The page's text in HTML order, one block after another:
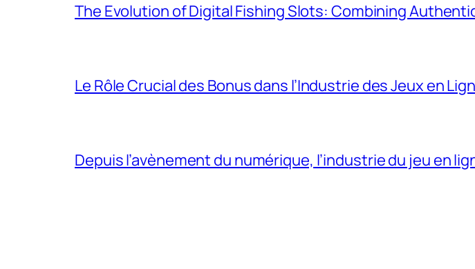
The Evolution of Digital Fishing Slots: Combining
Le Rôle Crucial des Bonus dans l’Industrie des Jeux en
Depuis l’avènement du numérique, l’industrie du jeu en